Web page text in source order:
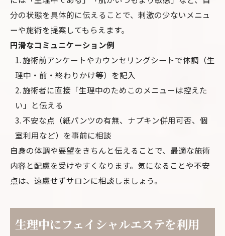
分の状態を具体的に伝えることで、刺激の少ないメニュ
ーや施術を提案してもらえます。
円滑なコミュニケーション例
施術前アンケートやカウンセリングシートで体調（生
理中・前・終わりかけ等）を記入
施術者に直接「生理中のためこのメニューは控えた
い」と伝える
不安な点（紙パンツの有無、ナプキン併用可否、個
室利用など）を事前に相談
自身の体調や要望をきちんと伝えることで、最適な施術
内容と配慮を受けやすくなります。気になることや不安
点は、遠慮せずサロンに相談しましょう。
生理中にフェイシャルエステを利用